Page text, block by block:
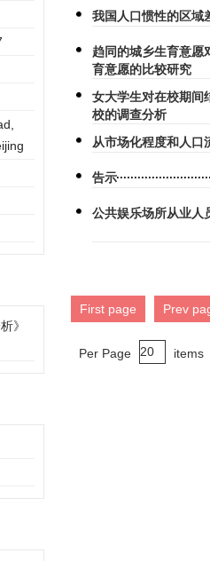
》
我国人口惯性的区域
趋同的城乡生育意
育意愿的比较研究
女大学生对在校期
校的调查分析
从市场化程度和人
告示
公共娱乐场所从业
First page Prev
Per Page items